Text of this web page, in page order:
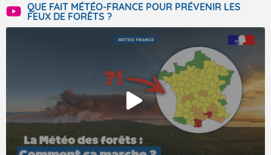
QUE FAIT MÉTÉO-FRANCE POUR PRÉVENIR LES
FEUX DE FORÊTS ?